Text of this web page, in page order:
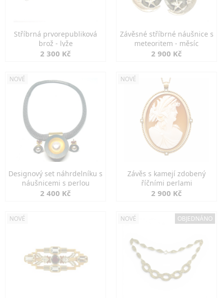
Stříbrná prvorepubliková
brož - lyže
2 300 Kč
Závěsné stříbrné náušnice s
meteoritem - měsíc
2 900 Kč
NOVÉ
Designový set náhrdelníku s
náušnicemi s perlou
2 400 Kč
NOVÉ
Závěs s kamejí zdobený
říčními perlami
2 900 Kč
NOVÉ NOVÉ OBJEDNÁNO